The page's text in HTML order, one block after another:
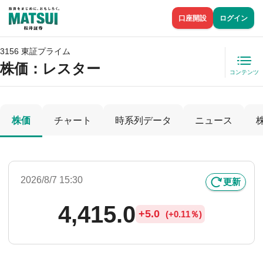
口座開設 ログイン
3156 東証プライム
株価 ：レスター コンテンツ
株価 チャート 時系列データ ニュース
2026/8/7 15:30 更新
4,415.0 +5.0 (+0.11％)